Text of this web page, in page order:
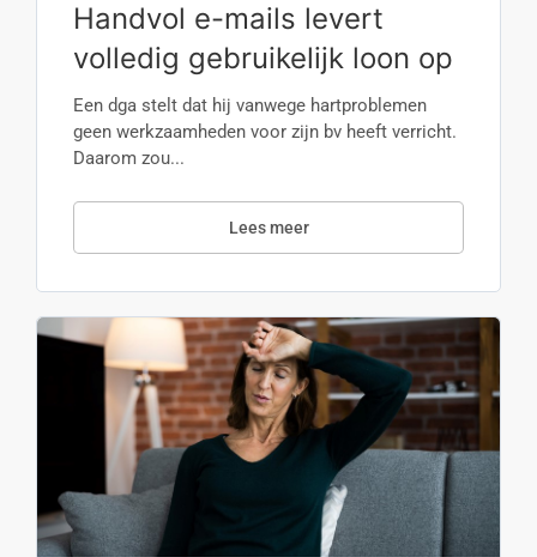
Handvol e-mails levert
volledig gebruikelijk loon op
Een dga stelt dat hij vanwege hartproblemen
geen werkzaamheden voor zijn bv heeft verricht.
Daarom zou...
Lees meer